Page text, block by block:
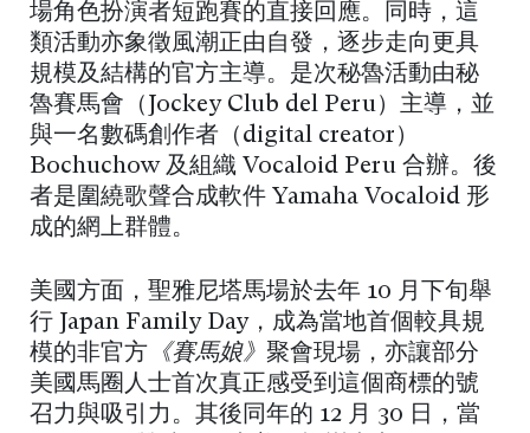
場角色扮演者短跑賽的直接回應。同時，這
類活動亦象徵風潮正由自發，逐步走向更具
規模及結構的官方主導。是次秘魯活動由秘
魯賽馬會（Jockey Club del Peru）主導，並
與一名數碼創作者（digital creator）
Bochuchow 及組織 Vocaloid Peru 合辦。後
者是圍繞歌聲合成軟件 Yamaha Vocaloid 形
成的網上群體。
美國方面，聖雅尼塔馬場於去年 10 月下旬舉
行 Japan Family Day，成為當地首個較具規
模的非官方 《賽馬娘》 聚會現場，亦讓部分
美國馬圈人士首次真正感受到這個商標的號
召力與吸引力。其後同年的 12 月 30 日，當